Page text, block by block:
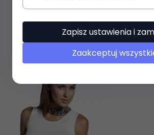
Zapisz ustawienia i
Zaakceptuj